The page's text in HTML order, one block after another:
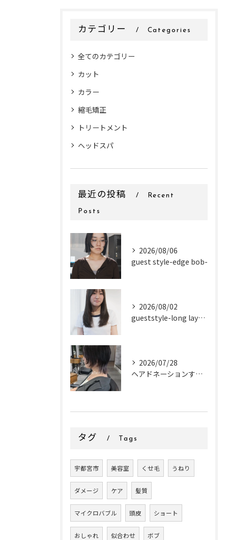
カテゴリー Categories
全てのカテゴリー
カット
カラー
縮毛矯正
トリートメント
ヘッドスパ
最近の投稿 Recent
Posts
2026/08/06
guest style-edge bob-
2026/08/02
gueststyle-long layer-
2026/07/28
ヘアドネーションするお客様✂
タグ Tags
宇都宮市 美容室 くせ毛 うねり
ダメージ ケア 髪質
マイクロバブル 頭皮 ショート
おしゃれ 似合わせ ボブ